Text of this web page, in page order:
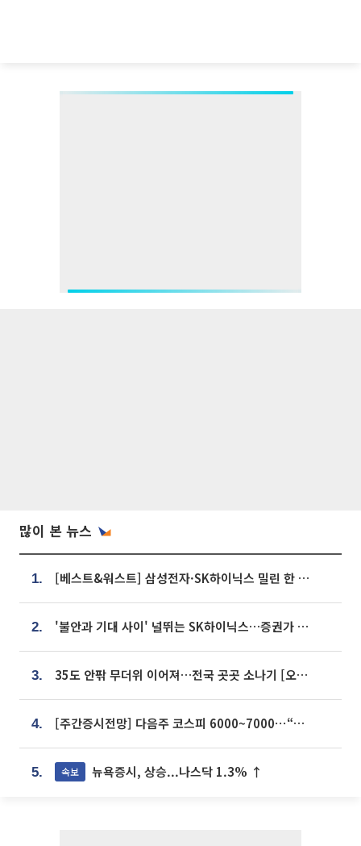
많이 본 뉴스
1. [베스트&워스트] 삼성전자·SK하이닉스 밀린 한 주…상상인증권은 85% 급등
2. '불안과 기대 사이' 널뛰는 SK하이닉스…증권가 "HBM4·LTA 기반 펀터멘털 견고"
3. 35도 안팎 무더위 이어져…전국 곳곳 소나기 [오늘 날씨]
4. [주간증시전망] 다음주 코스피 6000~7000⋯“外人 수급은 정책이 변수”
5. 속보 뉴욕증시, 상승...나스닥 1.3% ↑